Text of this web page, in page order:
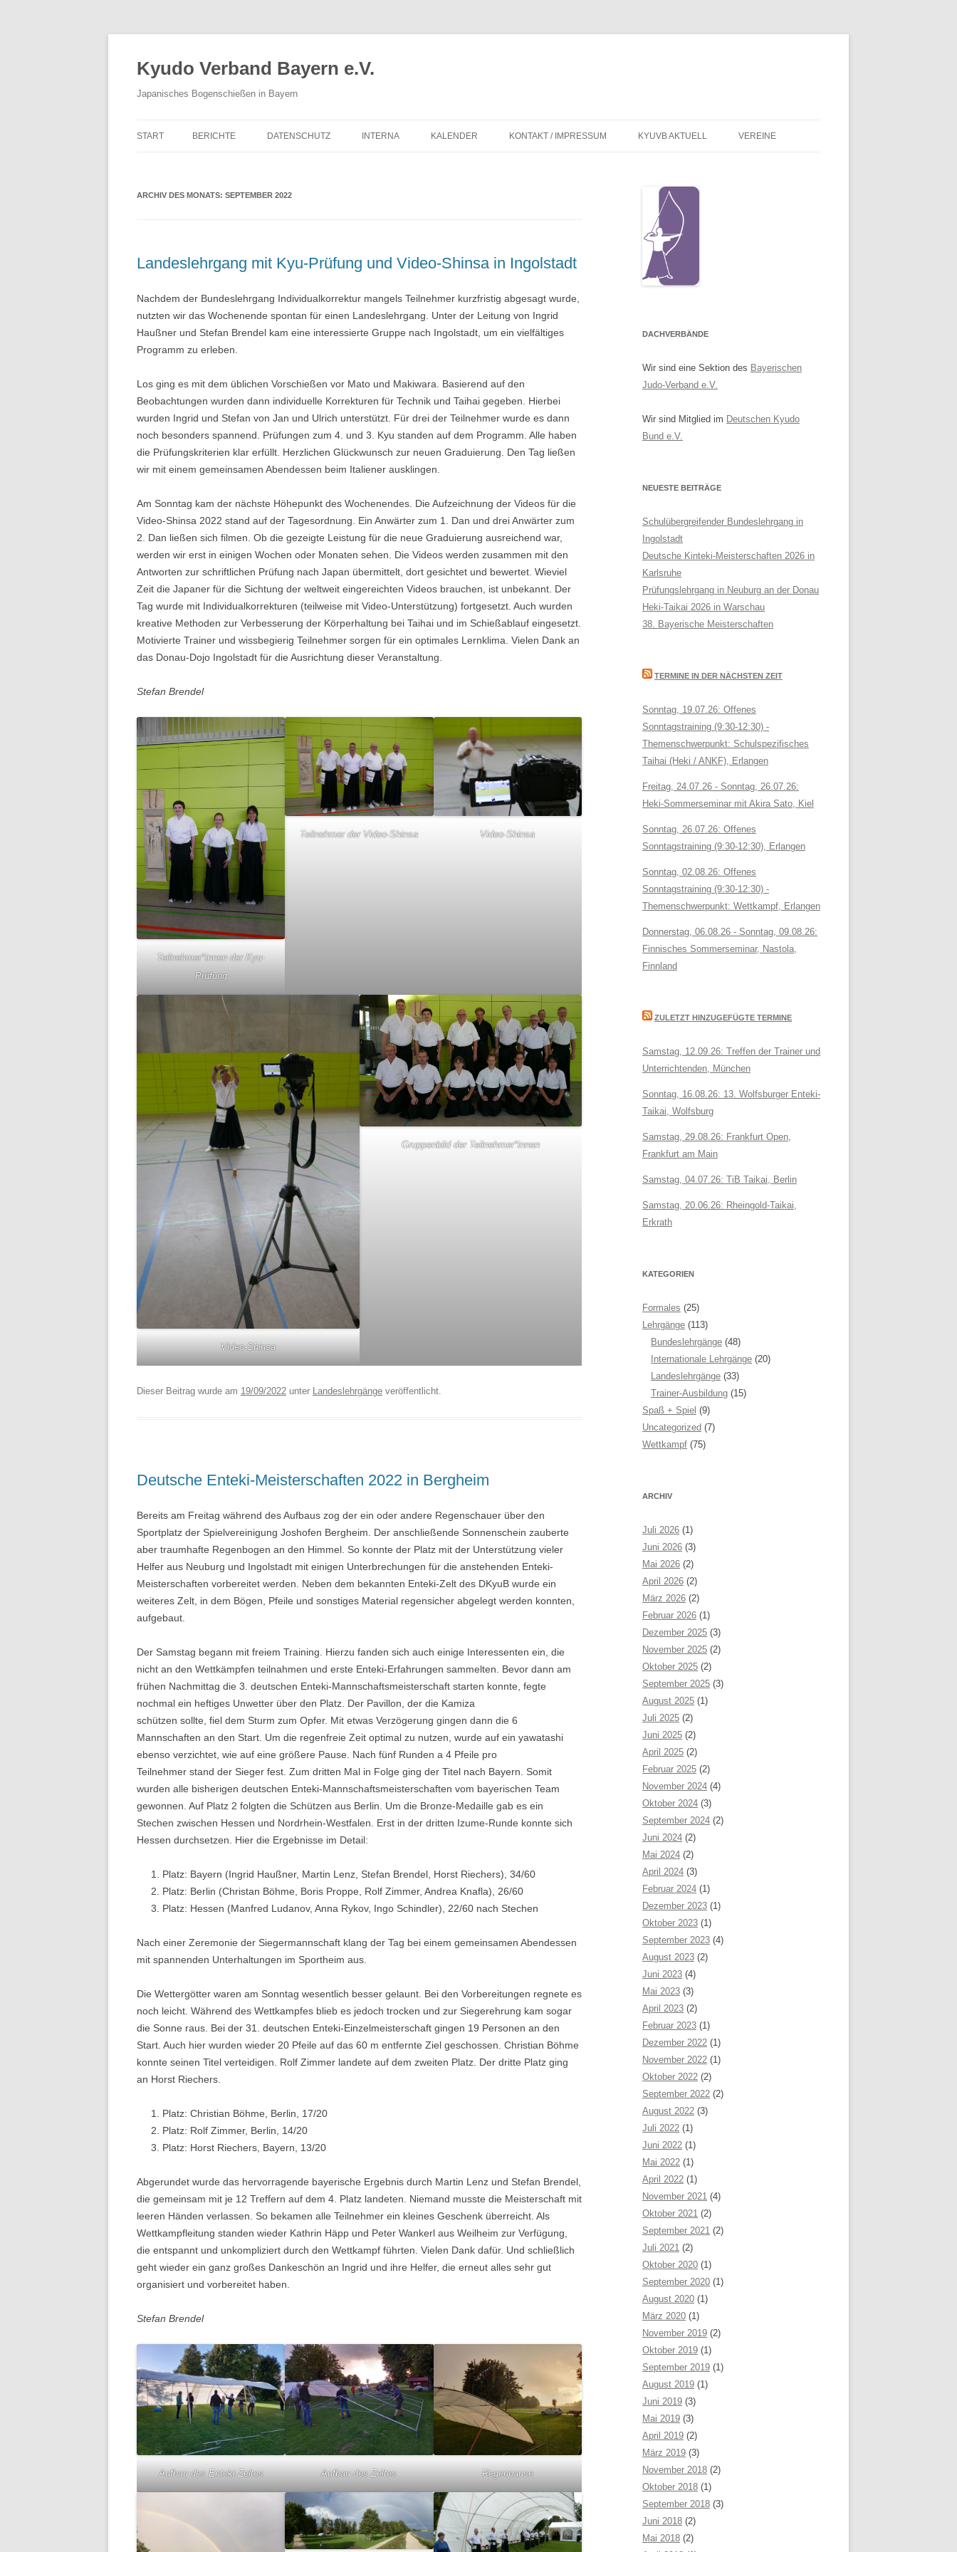
Kyudo Verband Bayern e.V.
Japanisches Bogenschießen in Bayern
START BERICHTE DATENSCHUTZ INTERNA KALENDER KONTAKT / IMPRESSUM KYUVB AKTUELL VEREINE
ARCHIV DES MONATS: SEPTEMBER 2022
Landeslehrgang mit Kyu-Prüfung und Video-Shinsa in Ingolstadt
Nachdem der Bundeslehrgang Individualkorrektur mangels Teilnehmer kurzfristig abgesagt wurde,
nutzten wir das Wochenende spontan für einen Landeslehrgang. Unter der Leitung von Ingrid
Haußner und Stefan Brendel kam eine interessierte Gruppe nach Ingolstadt, um ein vielfältiges
Programm zu erleben.
Los ging es mit dem üblichen Vorschießen vor Mato und Makiwara. Basierend auf den
Beobachtungen wurden dann individuelle Korrekturen für Technik und Taihai gegeben. Hierbei
wurden Ingrid und Stefan von Jan und Ulrich unterstützt. Für drei der Teilnehmer wurde es dann
noch besonders spannend. Prüfungen zum 4. und 3. Kyu standen auf dem Programm. Alle haben
die Prüfungskriterien klar erfüllt. Herzlichen Glückwunsch zur neuen Graduierung. Den Tag ließen
wir mit einem gemeinsamen Abendessen beim Italiener ausklingen.
Am Sonntag kam der nächste Höhepunkt des Wochenendes. Die Aufzeichnung der Videos für die
Video-Shinsa 2022 stand auf der Tagesordnung. Ein Anwärter zum 1. Dan und drei Anwärter zum
2. Dan ließen sich filmen. Ob die gezeigte Leistung für die neue Graduierung ausreichend war,
werden wir erst in einigen Wochen oder Monaten sehen. Die Videos werden zusammen mit den
Antworten zur schriftlichen Prüfung nach Japan übermittelt, dort gesichtet und bewertet. Wieviel
Zeit die Japaner für die Sichtung der weltweit eingereichten Videos brauchen, ist unbekannt. Der
Tag wurde mit Individualkorrekturen (teilweise mit Video-Unterstützung) fortgesetzt. Auch wurden
kreative Methoden zur Verbesserung der Körperhaltung bei Taihai und im Schießablauf eingesetzt.
Motivierte Trainer und wissbegierig Teilnehmer sorgen für ein optimales Lernklima. Vielen Dank an
das Donau-Dojo Ingolstadt für die Ausrichtung dieser Veranstaltung.
Stefan Brendel
Teilnehmer*innen der Kyu-
Prüfung
Teilnehmer der Video-Shinsa Video-Shinsa
Video-Shinsa
Gruppenbild der Teilnehmer*innen
Dieser Beitrag wurde am 19/09/2022 unter Landeslehrgänge veröffentlicht.
Deutsche Enteki-Meisterschaften 2022 in Bergheim
Bereits am Freitag während des Aufbaus zog der ein oder andere Regenschauer über den
Sportplatz der Spielvereinigung Joshofen Bergheim. Der anschließende Sonnenschein zauberte
aber traumhafte Regenbogen an den Himmel. So konnte der Platz mit der Unterstützung vieler
Helfer aus Neuburg und Ingolstadt mit einigen Unterbrechungen für die anstehenden Enteki-
Meisterschaften vorbereitet werden. Neben dem bekannten Enteki-Zelt des DKyuB wurde ein
weiteres Zelt, in dem Bögen, Pfeile und sonstiges Material regensicher abgelegt werden konnten,
aufgebaut.
Der Samstag begann mit freiem Training. Hierzu fanden sich auch einige Interessenten ein, die
nicht an den Wettkämpfen teilnahmen und erste Enteki-Erfahrungen sammelten. Bevor dann am
frühen Nachmittag die 3. deutschen Enteki-Mannschaftsmeisterschaft starten konnte, fegte
nochmal ein heftiges Unwetter über den Platz. Der Pavillon, der die Kamiza
schützen sollte, fiel dem Sturm zum Opfer. Mit etwas Verzögerung gingen dann die 6
Mannschaften an den Start. Um die regenfreie Zeit optimal zu nutzen, wurde auf ein yawatashi
ebenso verzichtet, wie auf eine größere Pause. Nach fünf Runden a 4 Pfeile pro
Teilnehmer stand der Sieger fest. Zum dritten Mal in Folge ging der Titel nach Bayern. Somit
wurden alle bisherigen deutschen Enteki-Mannschaftsmeisterschaften vom bayerischen Team
gewonnen. Auf Platz 2 folgten die Schützen aus Berlin. Um die Bronze-Medaille gab es ein
Stechen zwischen Hessen und Nordrhein-Westfalen. Erst in der dritten Izume-Runde konnte sich
Hessen durchsetzen. Hier die Ergebnisse im Detail:
Platz: Bayern (Ingrid Haußner, Martin Lenz, Stefan Brendel, Horst Riechers), 34/60
Platz: Berlin (Christan Böhme, Boris Proppe, Rolf Zimmer, Andrea Knafla), 26/60
Platz: Hessen (Manfred Ludanov, Anna Rykov, Ingo Schindler), 22/60 nach Stechen
Nach einer Zeremonie der Siegermannschaft klang der Tag bei einem gemeinsamen Abendessen
mit spannenden Unterhaltungen im Sportheim aus.
Die Wettergötter waren am Sonntag wesentlich besser gelaunt. Bei den Vorbereitungen regnete es
noch leicht. Während des Wettkampfes blieb es jedoch trocken und zur Siegerehrung kam sogar
die Sonne raus. Bei der 31. deutschen Enteki-Einzelmeisterschaft gingen 19 Personen an den
Start. Auch hier wurden wieder 20 Pfeile auf das 60 m entfernte Ziel geschossen. Christian Böhme
konnte seinen Titel verteidigen. Rolf Zimmer landete auf dem zweiten Platz. Der dritte Platz ging
an Horst Riechers.
Platz: Christian Böhme, Berlin, 17/20
Platz: Rolf Zimmer, Berlin, 14/20
Platz: Horst Riechers, Bayern, 13/20
Abgerundet wurde das hervorragende bayerische Ergebnis durch Martin Lenz und Stefan Brendel,
die gemeinsam mit je 12 Treffern auf dem 4. Platz landeten. Niemand musste die Meisterschaft mit
leeren Händen verlassen. So bekamen alle Teilnehmer ein kleines Geschenk überreicht. Als
Wettkampfleitung standen wieder Kathrin Häpp und Peter Wankerl aus Weilheim zur Verfügung,
die entspannt und unkompliziert durch den Wettkampf führten. Vielen Dank dafür. Und schließlich
geht wieder ein ganz großes Dankeschön an Ingrid und ihre Helfer, die erneut alles sehr gut
organisiert und vorbereitet haben.
Stefan Brendel
Aufbau des Enteki-Zeltes Aufbau des Zeltes Regenpause
DACHVERBÄNDE
Wir sind eine Sektion des Bayerischen
Judo-Verband e.V.
Wir sind Mitglied im Deutschen Kyudo
Bund e.V.
NEUESTE BEITRÄGE
Schulübergreifender Bundeslehrgang in
Ingolstadt
Deutsche Kinteki-Meisterschaften 2026 in
Karlsruhe
Prüfungslehrgang in Neuburg an der Donau
Heki-Taikai 2026 in Warschau
38. Bayerische Meisterschaften
TERMINE IN DER NÄCHSTEN ZEIT
Sonntag, 19.07.26: Offenes
Sonntagstraining (9:30-12:30) -
Themenschwerpunkt: Schulspezifisches
Taihai (Heki / ANKF), Erlangen
Freitag, 24.07.26 - Sonntag, 26.07.26:
Heki-Sommerseminar mit Akira Sato, Kiel
Sonntag, 26.07.26: Offenes
Sonntagstraining (9:30-12:30), Erlangen
Sonntag, 02.08.26: Offenes
Sonntagstraining (9:30-12:30) -
Themenschwerpunkt: Wettkampf, Erlangen
Donnerstag, 06.08.26 - Sonntag, 09.08.26:
Finnisches Sommerseminar, Nastola,
Finnland
ZULETZT HINZUGEFÜGTE TERMINE
Samstag, 12.09.26: Treffen der Trainer und
Unterrichtenden, München
Sonntag, 16.08.26: 13. Wolfsburger Enteki-
Taikai, Wolfsburg
Samstag, 29.08.26: Frankfurt Open,
Frankfurt am Main
Samstag, 04.07.26: TiB Taikai, Berlin
Samstag, 20.06.26: Rheingold-Taikai,
Erkrath
KATEGORIEN
Formales (25)
Lehrgänge (113)
Bundeslehrgänge (48)
Internationale Lehrgänge (20)
Landeslehrgänge (33)
Trainer-Ausbildung (15)
Spaß + Spiel (9)
Uncategorized (7)
Wettkampf (75)
ARCHIV
Juli 2026 (1)
Juni 2026 (3)
Mai 2026 (2)
April 2026 (2)
März 2026 (2)
Februar 2026 (1)
Dezember 2025 (3)
November 2025 (2)
Oktober 2025 (2)
September 2025 (3)
August 2025 (1)
Juli 2025 (2)
Juni 2025 (2)
April 2025 (2)
Februar 2025 (2)
November 2024 (4)
Oktober 2024 (3)
September 2024 (2)
Juni 2024 (2)
Mai 2024 (2)
April 2024 (3)
Februar 2024 (1)
Dezember 2023 (1)
Oktober 2023 (1)
September 2023 (4)
August 2023 (2)
Juni 2023 (4)
Mai 2023 (3)
April 2023 (2)
Februar 2023 (1)
Dezember 2022 (1)
November 2022 (1)
Oktober 2022 (2)
September 2022 (2)
August 2022 (3)
Juli 2022 (1)
Juni 2022 (1)
Mai 2022 (1)
April 2022 (1)
November 2021 (4)
Oktober 2021 (2)
September 2021 (2)
Juli 2021 (2)
Oktober 2020 (1)
September 2020 (1)
August 2020 (1)
März 2020 (1)
November 2019 (2)
Oktober 2019 (1)
September 2019 (1)
August 2019 (1)
Juni 2019 (3)
Mai 2019 (3)
April 2019 (2)
März 2019 (3)
November 2018 (2)
Oktober 2018 (1)
September 2018 (3)
Juni 2018 (2)
Mai 2018 (2)